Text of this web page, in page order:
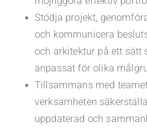
Stödja projekt,
och kommunicera
och arkitektur på ett sätt
anpassat för olika
Tillsammans med
verksamheten
uppdaterad och